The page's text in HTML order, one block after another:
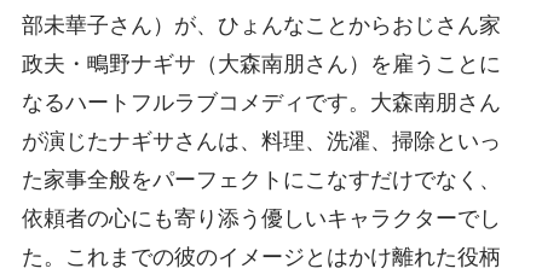
部未華子さん）が、ひょんなことからおじさん家
政夫・鴫野ナギサ（大森南朋さん）を雇うことに
なるハートフルラブコメディです。大森南朋さん
が演じたナギサさんは、料理、洗濯、掃除といっ
た家事全般をパーフェクトにこなすだけでなく、
依頼者の心にも寄り添う優しいキャラクターでし
た。これまでの彼のイメージとはかけ離れた役柄